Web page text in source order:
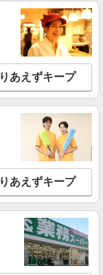
社員：時給1,200
します。 ※試用期間
2-1 EXPOCITY
を見る
ーズ販売
1,250円〜 アルバイ
ンティブ有
2-1 EXPOCITY
を見る
あえずキープ
あえずキープ